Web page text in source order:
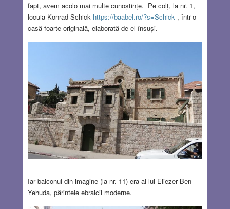
fapt, avem acolo mai multe cunoștințe. Pe colț, la nr. 1,
locuia Konrad Schick https://baabel.ro/?s=Schick, într-o
casă foarte originală, elaborată de el însuși.
Iar balconul din imagine (la nr. 11) era al lui Eliezer Ben
Yehuda, părintele ebraicii moderne.